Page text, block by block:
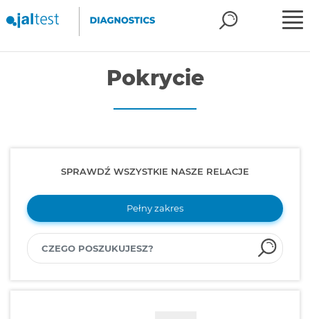
Pokrycie
SPRAWDŹ WSZYSTKIE NASZE RELACJE
Pełny zakres